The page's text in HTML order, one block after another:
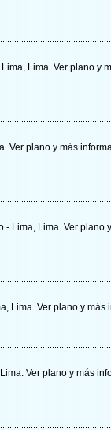
Lima. Ver plano y
Ver plano y más
- Lima, Lima. Ver plano y
Lima. Ver plano y más
Ver plano y más